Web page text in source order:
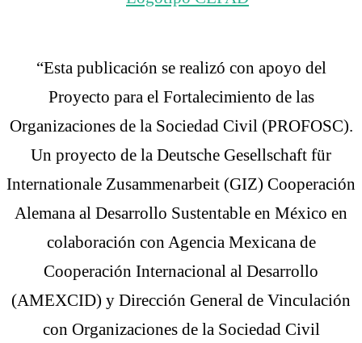
“Esta publicación se realizó con apoyo del
Proyecto para el Fortalecimiento de las
Organizaciones de la Sociedad Civil (PROFOSC).
Un proyecto de la Deutsche Gesellschaft für
Internationale Zusammenarbeit (GIZ) Cooperación
Alemana al Desarrollo Sustentable en México en
colaboración con Agencia Mexicana de
Cooperación Internacional al Desarrollo
(AMEXCID) y Dirección General de Vinculación
con Organizaciones de la Sociedad Civil